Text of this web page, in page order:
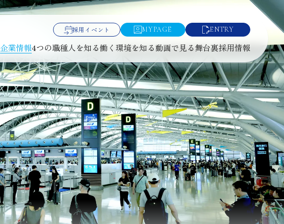
採用イベント MYPAGE ENTRY
企業情報4つの職種人を知る働く環境を知る動画で見る舞台裏採用情報